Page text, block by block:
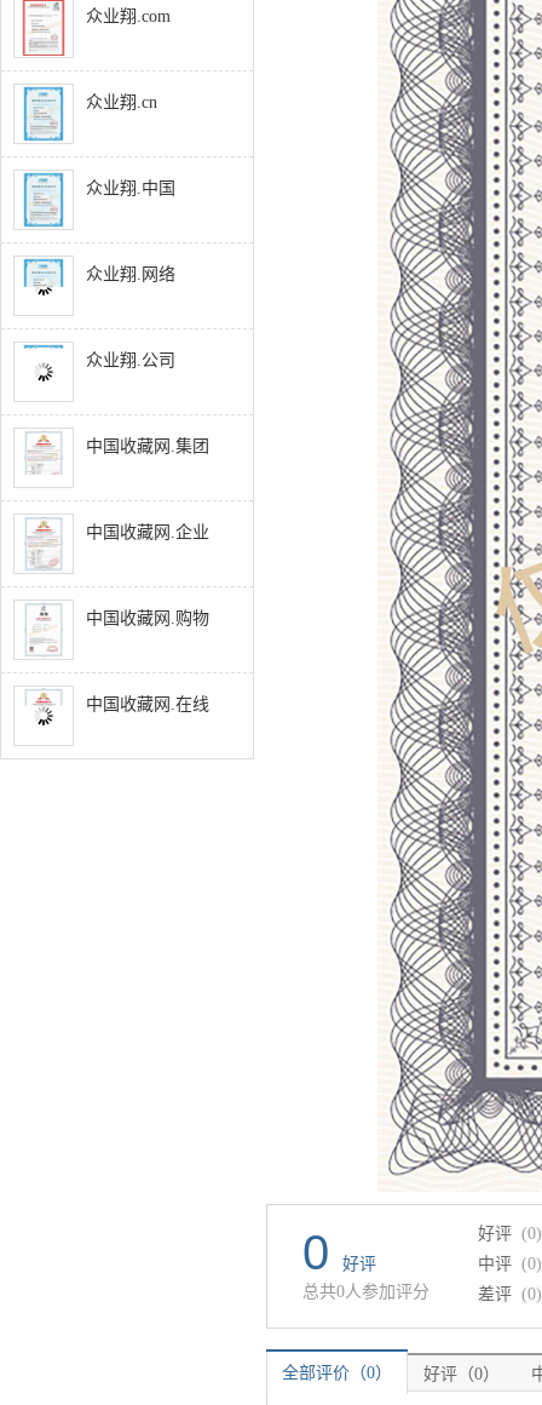
众业翔.com
众业翔.cn
众业翔.中国
众业翔.网络
众业翔.公司
中国收藏网.集团
中国收藏网.企业
中国收藏网.购物
中国收藏网.在线
0
好评
总共0人参加评分
好评 (0)
中评 (0)
差评 (0)
全部评价（0） 好评（0）